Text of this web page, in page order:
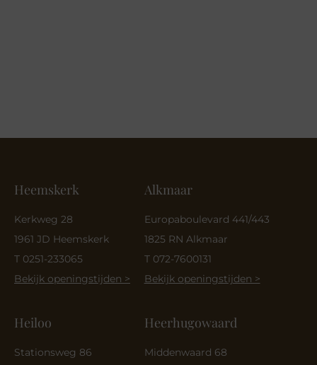
Heemskerk
Kerkweg 28
1961 JD Heemskerk
T 0251-233065
Bekijk openingstijden >
Heiloo
Stationsweg 86
Alkmaar
Europaboulevard 441/443
1825 RN Alkmaar
T 072-7600131
Bekijk openingstijden >
Heerhugowaard
Middenwaard 68